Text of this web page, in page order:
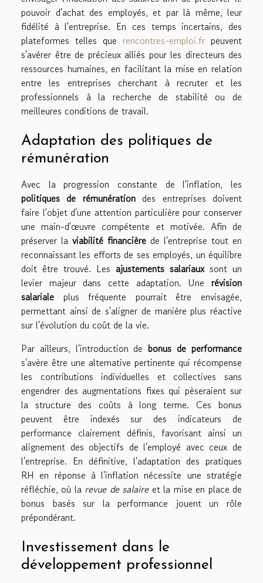
pouvoir d'achat des employés, et par là même, leur
fidélité à l'entreprise. En ces temps incertains, des
plateformes telles que rencontres-emploi.fr peuvent
s'avérer être de précieux alliés pour les directeurs des
ressources humaines, en facilitant la mise en relation
entre les entreprises cherchant à recruter et les
professionnels à la recherche de stabilité ou de
meilleures conditions de travail.
Adaptation des politiques de
rémunération
Avec la progression constante de l'inflation, les
politiques de rémunérationdes entreprises doivent
faire l'objet d'une attention particulière pour conserver
une main-d'œuvre compétente et motivée. Afin de
préserver la viabilité financière de l'entreprise tout en
reconnaissant les efforts de ses employés, un équilibre
doit être trouvé. Les ajustements salariauxsont un
levier majeur dans cette adaptation. Une révision
salariale plus fréquente pourrait être envisagée,
permettant ainsi de s'aligner de manière plus réactive
sur l'évolution du coût de la vie.
Par ailleurs, l'introduction debonus de performance
s'avère être une alternative pertinente qui récompense
les contributions individuelles et collectives sans
engendrer des augmentations fixes qui pèseraient sur
la structure des coûts à long terme. Ces bonus
peuvent être indexés sur des indicateurs de
performance clairement définis, favorisant ainsi un
alignement des objectifs de l'employé avec ceux de
l'entreprise. En définitive, l'adaptation des pratiques
RH en réponse à l'inflation nécessite une stratégie
réfléchie, où la revue de salaireet la mise en place de
bonus basés sur la performance jouent un rôle
prépondérant.
Investissement dans le
développement professionnel